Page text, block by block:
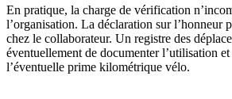
En pratique, la charge de vérification
l’organisation. La déclaration sur l’honneur
chez le collaborateur. Un registre des
éventuellement de documenter l’utilisation
l’éventuelle prime kilométrique vélo.